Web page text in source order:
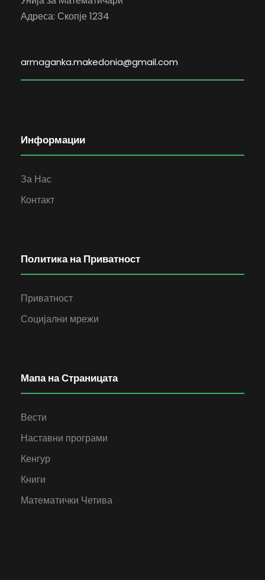
Адреса: Скопје 1234
armaganka.makedonia@gmail.com
Информации
За Нас
Контакт
Политика на Приватност
Приватност
Социјални мрежи
Мапа на Страницата
Вести
Наставни програми
Кенгур
Книги
Математички Четива